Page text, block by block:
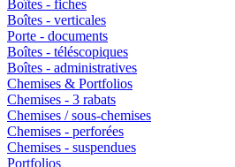
Boîtes - fiches
Boîtes - verticales
Porte - documents
Boîtes - téléscopiques
Boîtes - administratives
Chemises & Portfolios
Chemises - 3 rabats
Chemises / sous-chemises
Chemises - perforées
Chemises - suspendues
Portfolios